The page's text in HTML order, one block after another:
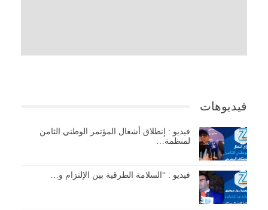
فيديوهات
فيديو : إنطلاق أشغال المؤتمر الوطني الثامن
لمنظمة…
فيديو : “السلامة الطرقية بين الإلتزام و…